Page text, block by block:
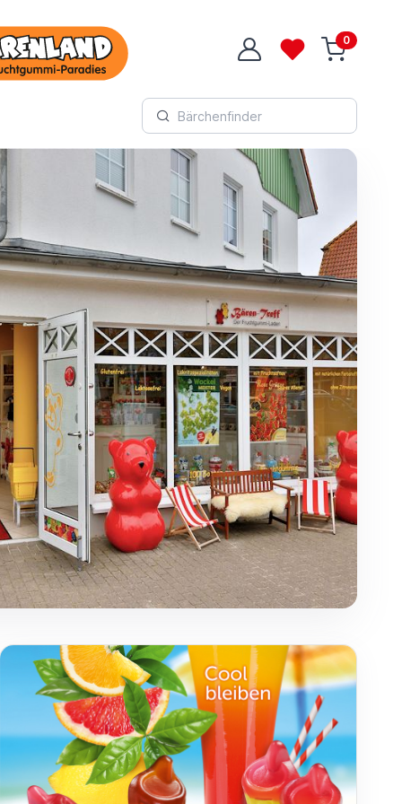
LoginWunschliste
0